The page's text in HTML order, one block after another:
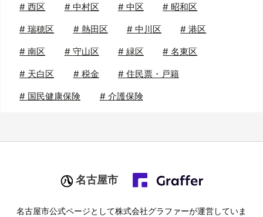
#西区 # 中村区 # 中区 # 昭和区
#瑞穂区 # 熱田区 # 中川区 #港区
#南区 # 守山区 # 緑区 #名東区
# 天白区 # 税金 # 住民票・戸籍
# 国民健康保険 # 介護保険
名古屋市
名古屋市公式ページとして株式会社グラファーが運営していま